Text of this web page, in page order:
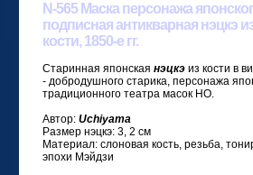
N-565 Маска персонажа
подписная антикварная нэцкэ
кости, 1850-е гг.
Старинная японская нэцкэ из кости в
- добродушного старика, персонажа
традиционного театра масок НО.
Автор: Uchiyama
Размер нэцкэ: 3, 2 см
Материал: слоновая кость, резьба,
эпохи Мэйдзи